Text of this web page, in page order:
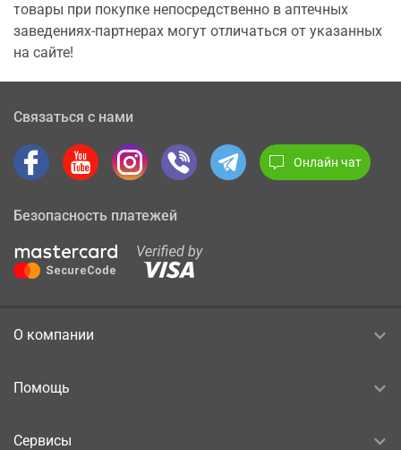
товары при покупке непосредственно в аптечных
заведениях-партнерах могут отличаться от указанных
на сайте!
Связаться с нами
Онлайн чат
Безопасность платежей
О компании
Помощь
Сервисы